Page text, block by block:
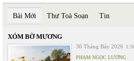
Bài Mới Thư Toà Soạn Tin
XÓM BỜ MƯƠNG
30 Tháng Bảy 2026
PHẠM NGỌC LƯƠNG